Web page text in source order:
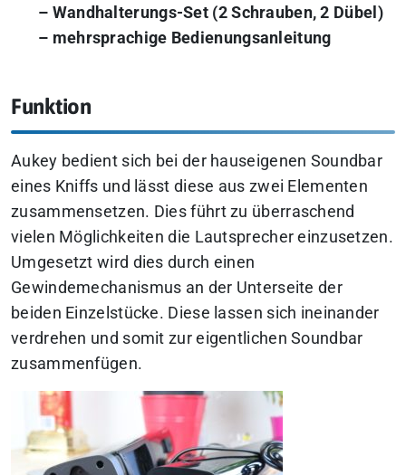
– Wandhalterungs-Set (2 Schrauben, 2 Dübel)
– mehrsprachige Bedienungsanleitung
Funktion
Aukey bedient sich bei der hauseigenen Soundbar
eines Kniffs und lässt diese aus zwei Elementen
zusammensetzen. Dies führt zu überraschend
vielen Möglichkeiten die Lautsprecher einzusetzen.
Umgesetzt wird dies durch einen
Gewindemechanismus an der Unterseite der
beiden Einzelstücke. Diese lassen sich ineinander
verdrehen und somit zur eigentlichen Soundbar
zusammenfügen.